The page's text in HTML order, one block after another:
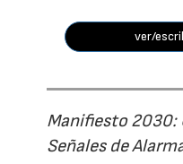
ver/
Manifiesto 2030:
Señales de